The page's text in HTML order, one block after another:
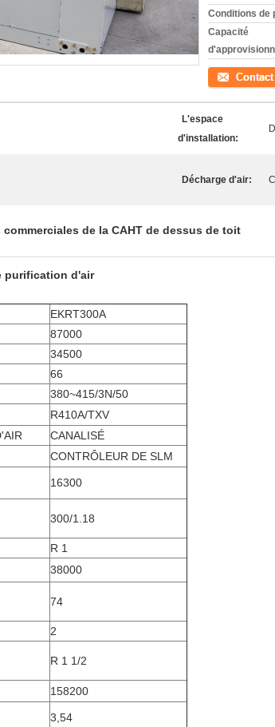
Conditions de
Capacité
Contact
L'espace
d'installation:
Décharge d'air:
de la CAHT de dessus de toit
purification d'air
EKRT300A
87000
34500
66
380~415/3N/50
R410A/TXV
CANALISÉ
CONTRÔLEUR DE SLM
16300
300/1.18
R 1
38000
74
2
R 1 1/2
158200
3,54